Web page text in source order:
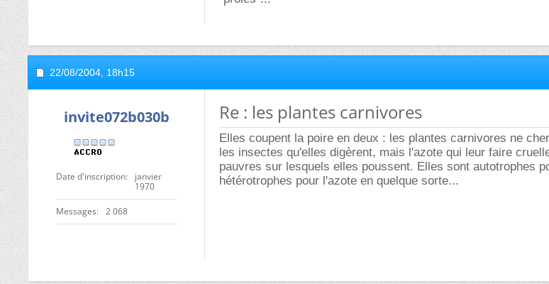
22/08/2004, 18h15
invite072b030b
Date d'inscription
janvier
1970
Messages 2 068
Re : les plantes carnivores
Elles coupent la poire en deux : les plantes carnivores ne
les insectes qu'elles digèrent, mais l'azote qui leur faire
pauvres sur lesquels elles poussent. Elles sont autotrophes
hétérotrophes pour l'azote en quelque sorte...